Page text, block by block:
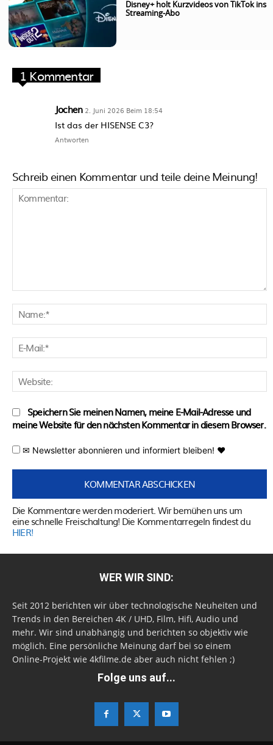
Disney+ holt Kurzvideos von TikTok ins
Streaming-Abo
1 Kommentar
Jochen 2. Juni 2026 Beim 18:54
Ist das der HISENSE C3?
Antworten
Schreib einen Kommentar und teile deine Meinung!
Speichern Sie meinen Namen, meine E-Mail-Adresse und
meine Website für den nächsten Kommentar in diesem Browser.
✉ Newsletter abonnieren und informiert bleiben! ♥
Die Kommentare werden moderiert. Wir bemühen uns um
eine schnelle Freischaltung! Die Kommentarregeln findest du
HIER!
WER WIR SIND:
Seit 2012 berichten wir über technologische Neuheiten und
Trends in den Bereichen 4K / UHD, Film, Hifi, Audio und
mehr. Wir sind unabhängig und berichten so objektiv wie
möglich. Eine persönliche Meinung darf bei so einem
Online-Projekt wie 4kfilme.de aber auch nicht fehlen ;)
Folge uns auf...